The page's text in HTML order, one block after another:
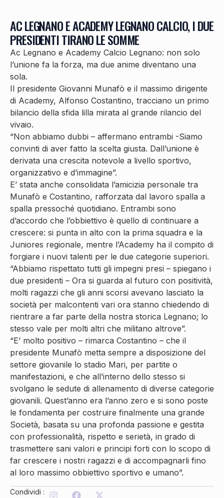
AC LEGNANO E ACADEMY LEGNANO CALCIO, I DUE
PRESIDENTI TIRANO LE SOMME
Ac Legnano e Academy Calcio Legnano: non solo
l’unione fa la forza, ma due anime diventano una
sola.
Il presidente Giovanni Munafò e il massimo dirigente
di Academy, Alfonso Costantino, tracciano un primo
bilancio della sfida lilla mirata al grande rilancio del
vivaio.
“Non abbiamo dubbi – affermano entrambi -Siamo
convinti di aver fatto la scelta giusta. Dall’unione è
derivata una crescita notevole a livello sportivo,
organizzativo e d’immagine”.
E’ stata anche consolidata l’amicizia personale tra
Munafò e Costantino, rafforzata dal lavoro spalla a
spalla pressoché quotidiano. Entrambi sono
d’accordo che l’obbiettivo è quello di continuare a
crescere: si punta in alto con la prima squadra e la
Juniores regionale, mentre l’Academy ha il compito di
forgiare i nuovi talenti per le due categorie superiori.
“Abbiamo rispettato tutti gli impegni presi – spiegano i
due presidenti – Ora si guarda al futuro con positività,
molti ragazzi che gli anni scorsi avevano lasciato la
società per malcontenti vari ora stanno chiedendo di
rientrare a far parte della nostra storica Legnano; lo
stesso vale per molti altri che militano altrove”.
“E’ molto positivo – rimarca Costantino – che il
presidente Munafò metta sempre a disposizione del
settore giovanile lo stadio Mari, per partite o
manifestazioni, e che all’interno dello stesso si
svolgano le sedute di allenamento di diverse categorie
giovanili. Quest’anno era l’anno zero e si sono poste
le fondamenta per costruire finalmente una grande
Società, basata su una profonda passione e gestita
con professionalità, rispetto e serietà, in grado di
trasmettere sani valori e principi forti con lo scopo di
far crescere i nostri ragazzi e di accompagnarli fino
al loro massimo obbiettivo sportivo e umano”.
Condividi :